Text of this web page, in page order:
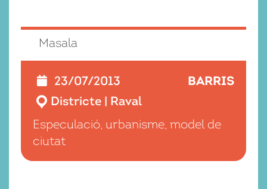
Masala
23/07/2013 BARRIS
Districte | Raval
Especulació, urbanisme, model de
ciutat